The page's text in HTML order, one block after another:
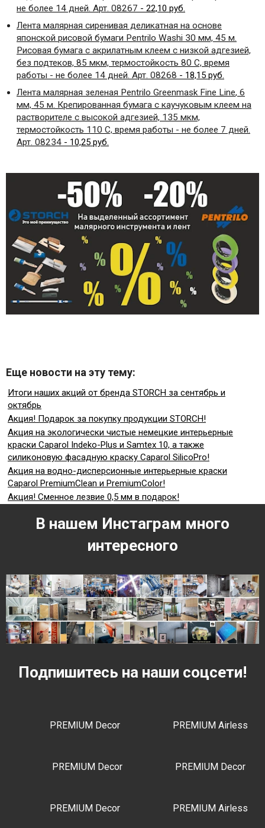
не более 14 дней. Арт. 08267 - 22,10 руб.
Лента малярная сиренивая деликатная на основе
японской рисовой бумаги Pentrilo Washi 30 мм, 45 м.
Рисовая бумага с акрилатным клеем с низкой адгезией,
без подтеков, 85 мкм, термостойкость 80 С, время
работы - не более 14 дней. Арт. 08268 - 18,15 руб.
Лента малярная зеленая Pentrilo Greenmask Fine Line, 6
мм, 45 м. Крепированная бумага с каучуковым клеем на
растворителе с высокой адгезией, 135 мкм,
термостойкость 110 С, время работы - не более 7 дней.
Арт. 08234 - 10,25 руб.
Еще новости на эту тему:
Итоги наших акций от бренда STORCH за сентябрь и
октябрь
Акция! Подарок за покупку продукции STORCH!
Акция на экологически чистые немецкие интерьерные
краски Caparol Indeko-Plus и Samtex 10, а также
силиконовую фасадную краску Caparol SilicoPro!
Акция на водно-дисперсионные интерьерные краски
Caparol PremiumClean и PremiumColor!
Акция! Сменное лезвие 0,5 мм в подарок!
В нашем Инстаграм много
интересного
Подпишитесь на наши соцсети!
PREMIUM Decor PREMIUM Airless
PREMIUM Decor PREMIUM Decor
PREMIUM Decor PREMIUM Airless